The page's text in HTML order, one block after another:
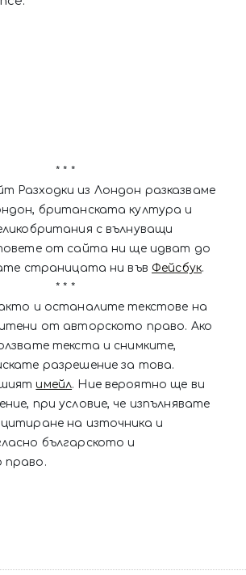
* * *
Разходки из Лондон разказваме
британската култура и
с вълнуващи
от сайта ни ще идват до
страницата ни във Фейсбук.
* * *
и останалите текстове на
от авторското право. Ако
текста и снимките,
разрешение за това.
имейл. Ние вероятно ще ви
при условие, че изпълнявате
на източника и
българското и
право.